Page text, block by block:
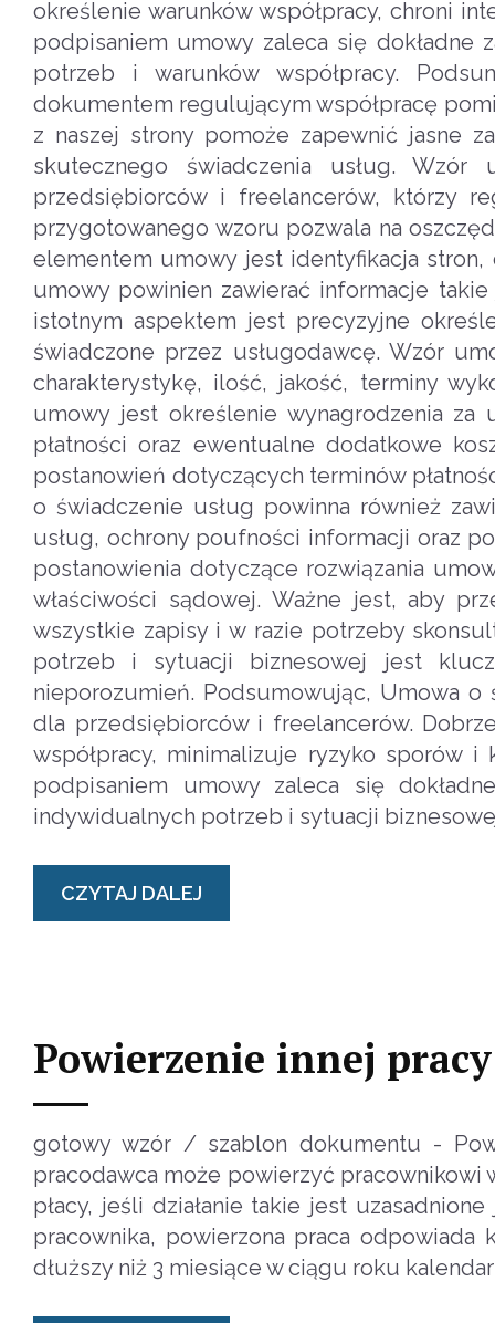
określenie warunków współpracy, chroni
podpisaniem umowy zaleca się
potrzeb i warunków współpracy.
dokumentem regulującym współpracę
z naszej strony pomoże zapewnić jasne
skutecznego świadczenia usług.
przedsiębiorców i freelancerów, którzy
przygotowanego wzoru pozwala na
elementem umowy jest identyfikacja stron,
umowy powinien zawierać informacje
istotnym aspektem jest precyzyjne
świadczone przez usługodawcę. Wzór
charakterystykę, ilość, jakość, terminy
umowy jest określenie wynagrodzenia za
płatności oraz ewentualne dodatkowe
postanowień dotyczących terminów
o świadczenie usług powinna również
usług, ochrony poufności informacji oraz
postanowienia dotyczące rozwiązania
właściwości sądowej. Ważne jest, aby
wszystkie zapisy i w razie potrzeby
potrzeb i sytuacji biznesowej jest
nieporozumień. Podsumowując, Umowa
dla przedsiębiorców i freelancerów.
współpracy, minimalizuje ryzyko sporów
podpisaniem umowy zaleca się
indywidualnych potrzeb i sytuacji
CZYTAJ DALEJ
Powierzenie innej
gotowy wzór / szablon dokumentu -
pracodawca może powierzyć pracownikowi
płacy, jeśli działanie takie jest
pracownika, powierzona praca
dłuższy niż 3 miesiące w ciągu roku